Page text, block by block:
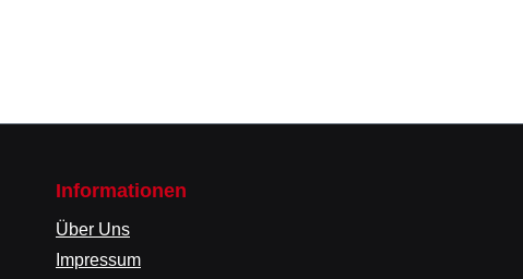
Informationen
Über Uns
Impressum